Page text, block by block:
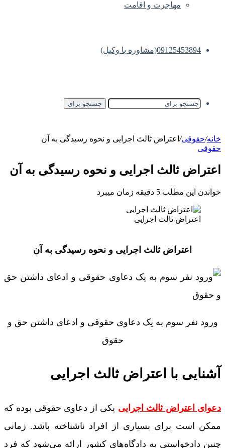
مهاجرت و اقامت
09125453894(مشاوره با وکیل)
جستجو برای
خانه/حقوقی/ اعتراض ثالث اجرایی و نحوه رسیدگی به آن
حقوقی
اعتراض ثالث اجرایی و نحوه رسیدگی به آن
خواندن این مطلب 5 دقیقه زمان میبرد
اعتراض ثالث اجرایی
اعتراض ثالث اجرایی و نحوه رسیدگی به آن
ورود نفر سوم به یک دعاوی حقوقی و ادعای داشتن حق‌ و
حقوق
آشنایی با اعتراض ثالث اجرایی
دعوای اعتراض ثالث اجرایی یکی از دعاوی حقوقی بوده که
ممکن است برای بسیاری از افراد ناشناخته باشد. زمانی
چنین دادخواستی به دادگاه‌های کشور ارائه می‌شود که فرد